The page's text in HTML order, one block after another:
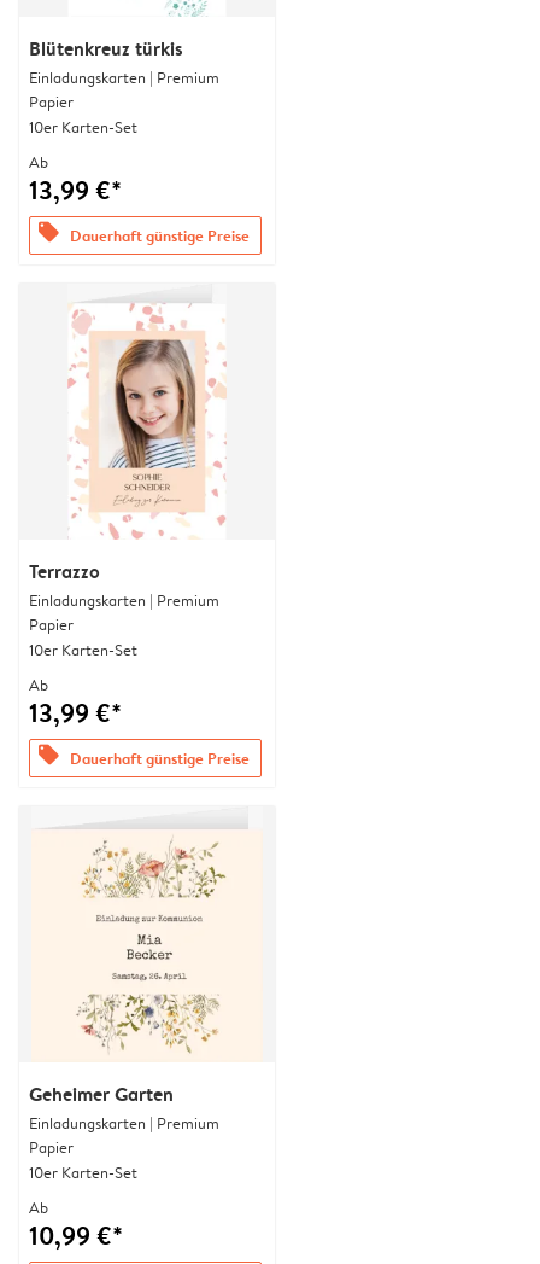
Blütenkreuz türkis
Einladungskarten | Premium
Papier
10er Karten-Set
Ab
13,99 €*
offers Dauerhaft günstige Preise
Terrazzo
Einladungskarten | Premium
Papier
10er Karten-Set
Ab
13,99 €*
offers Dauerhaft günstige Preise
Geheimer Garten
Einladungskarten | Premium
Papier
10er Karten-Set
Ab
10,99 €*